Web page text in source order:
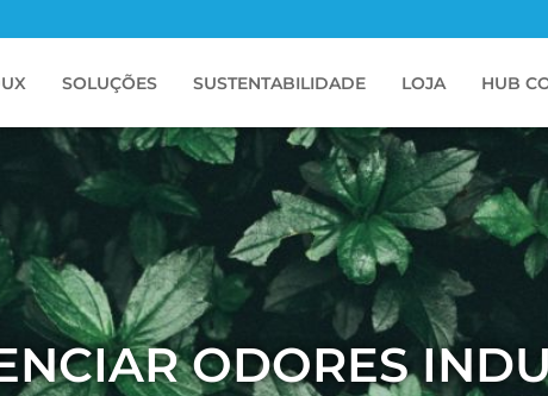
SOLUÇÕES SUSTENTABILIDADE LOJA HUB
ODORES